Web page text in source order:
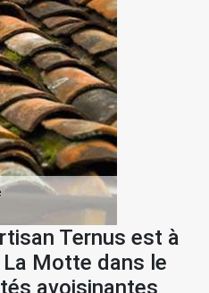
Ternus est à
Motte dans le
avoisinantes